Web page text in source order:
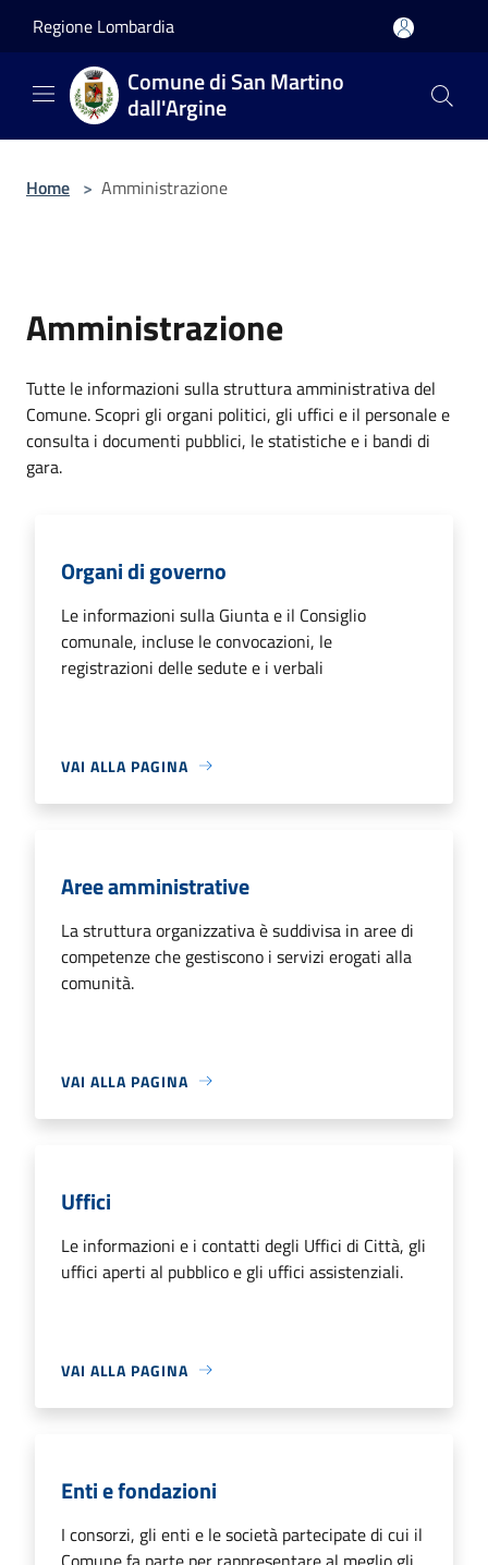
Regione Lombardia
Comune di San Martino
dall'Argine
Home > Amministrazione
Amministrazione
Tutte le informazioni sulla struttura amministrativa del
Comune. Scopri gli organi politici, gli uffici e il personale e
consulta i documenti pubblici, le statistiche e i bandi di
gara.
Organi di governo
Le informazioni sulla Giunta e il Consiglio
comunale, incluse le convocazioni, le
registrazioni delle sedute e i verbali
VAI ALLA PAGINA
Aree amministrative
La struttura organizzativa è suddivisa in aree di
competenze che gestiscono i servizi erogati alla
comunità.
VAI ALLA PAGINA
Uffici
Le informazioni e i contatti degli Uffici di Città, gli
uffici aperti al pubblico e gli uffici assistenziali.
VAI ALLA PAGINA
Enti e fondazioni
I consorzi, gli enti e le società partecipate di cui il